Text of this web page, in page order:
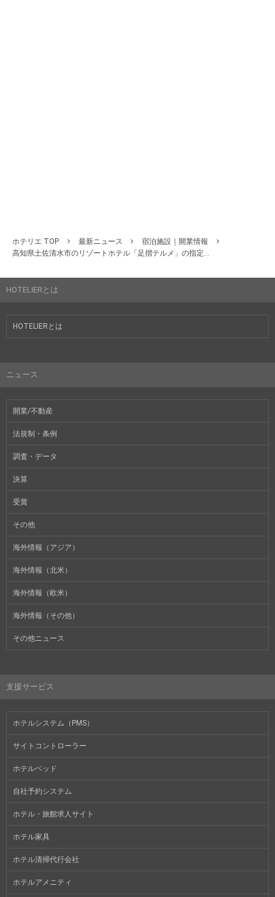
ホテリエ TOP 最新ニュース
宿泊施設｜開業情報
高知県土佐清水市のリゾートホテル「足摺テルメ」の指定...
HOTELIERとは
HOTELIERとは
ニュース
開業/不動産
法規制・条例
調査・データ
決算
受賞
その他
海外情報（アジア）
海外情報（北米）
海外情報（欧米）
海外情報（その他）
その他ニュース
支援サービス
ホテルシステム（PMS）
サイトコントローラー
ホテルベッド
自社予約システム
ホテル・旅館求人サイト
ホテル家具
ホテル清掃代行会社
ホテルアメニティ